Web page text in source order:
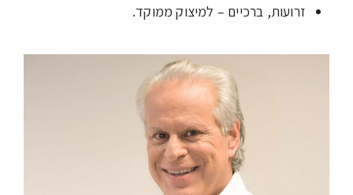
זרועות, ברכיים – למיצוק ממוקד.